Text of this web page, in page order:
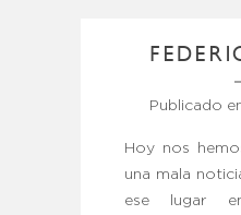
Publicado
Hoy nos
una mala
ese lugar